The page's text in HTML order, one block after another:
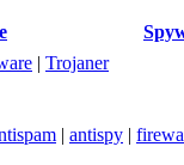
| Trojaner
| antispy |